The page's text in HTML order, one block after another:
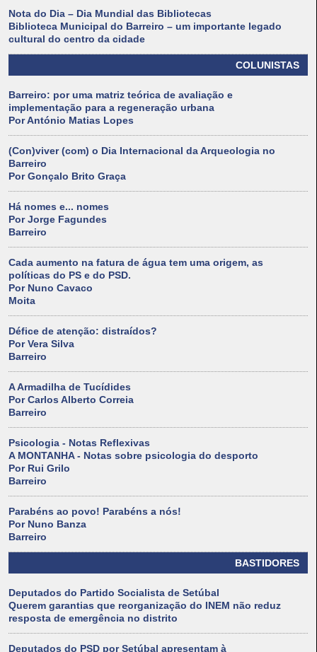
Nota do Dia – Dia Mundial das Bibliotecas
Biblioteca Municipal do Barreiro – um importante legado
cultural do centro da cidade
COLUNISTAS
Barreiro: por uma matriz teórica de avaliação e
implementação para a regeneração urbana
Por António Matias Lopes
(Con)viver (com) o Dia Internacional da Arqueologia no
Barreiro
Por Gonçalo Brito Graça
Há nomes e... nomes
Por Jorge Fagundes
Barreiro
Cada aumento na fatura de água tem uma origem, as
políticas do PS e do PSD.
Por Nuno Cavaco
Moita
Défice de atenção: distraídos?
Por Vera Silva
Barreiro
A Armadilha de Tucídides
Por Carlos Alberto Correia
Barreiro
Psicologia - Notas Reflexivas
A MONTANHA - Notas sobre psicologia do desporto
Por Rui Grilo
Barreiro
Parabéns ao povo! Parabéns a nós!
Por Nuno Banza
Barreiro
BASTIDORES
Deputados do Partido Socialista de Setúbal
Querem garantias que reorganização do INEM não reduz
resposta de emergência no distrito
Deputados do PSD por Setúbal apresentam à